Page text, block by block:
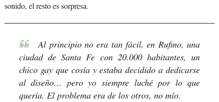
sonido, el resto es sorpresa.
Al principio no era tan fácil, en Rufino, una
ciudad de Santa Fe con 20.000 habitantes, un
chico gay que cosía y estaba decidido a dedicarse
al diseño… pero yo siempre luché por lo que
quería. El problema era de los otros, no mío.